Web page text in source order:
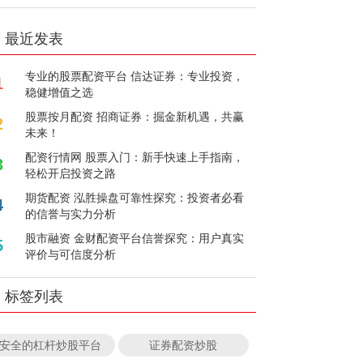
最近发表
专业的股票配资平台 信达证券：专业投资，
稳健增值之选
股票按月配资 招商证券：掘金新机遇，共赢
未来！
配资行情网 股票入门：新手快速上手指南，
轻松开启投资之路
期货配资 泓胜操盘可靠性探究：投资者必看
的信誉与实力分析
股市融资 金财配资平台信誉探究：用户真实
评价与可信度分析
标签列表
安全的杠杆炒股平台 证券配资炒股